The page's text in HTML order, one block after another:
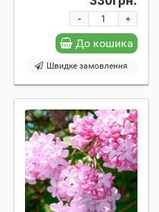
+
-
До кошика
Швидке замовлення